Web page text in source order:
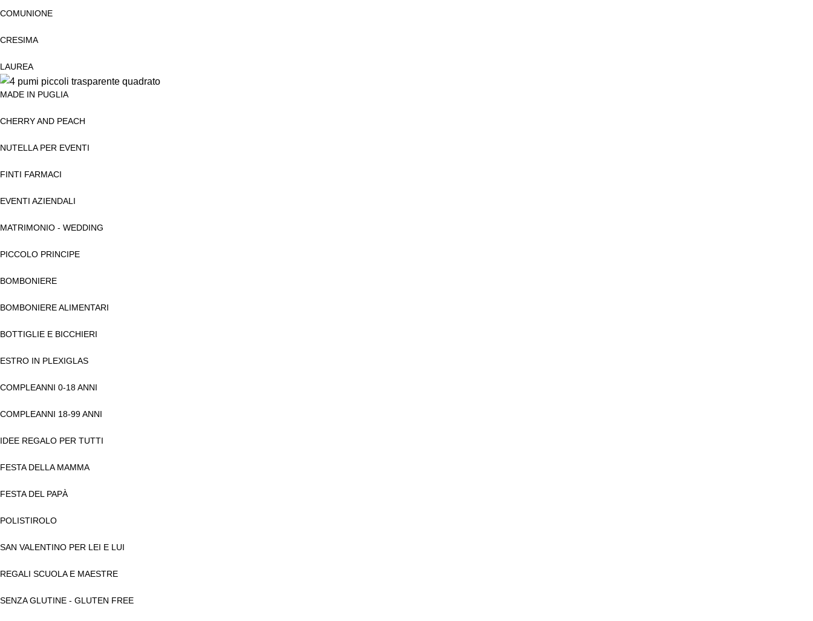
COMUNIONE
CRESIMA
LAUREA
MADE IN PUGLIA
CHERRY AND PEACH
NUTELLA PER EVENTI
FINTI FARMACI
EVENTI AZIENDALI
MATRIMONIO - WEDDING
PICCOLO PRINCIPE
BOMBONIERE
BOMBONIERE ALIMENTARI
BOTTIGLIE E BICCHIERI
ESTRO IN PLEXIGLAS
COMPLEANNI 0-18 ANNI
COMPLEANNI 18-99 ANNI
IDEE REGALO PER TUTTI
FESTA DELLA MAMMA
FESTA DEL PAPÀ
POLISTIROLO
SAN VALENTINO PER LEI E LUI
REGALI SCUOLA E MAESTRE
SENZA GLUTINE - GLUTEN FREE